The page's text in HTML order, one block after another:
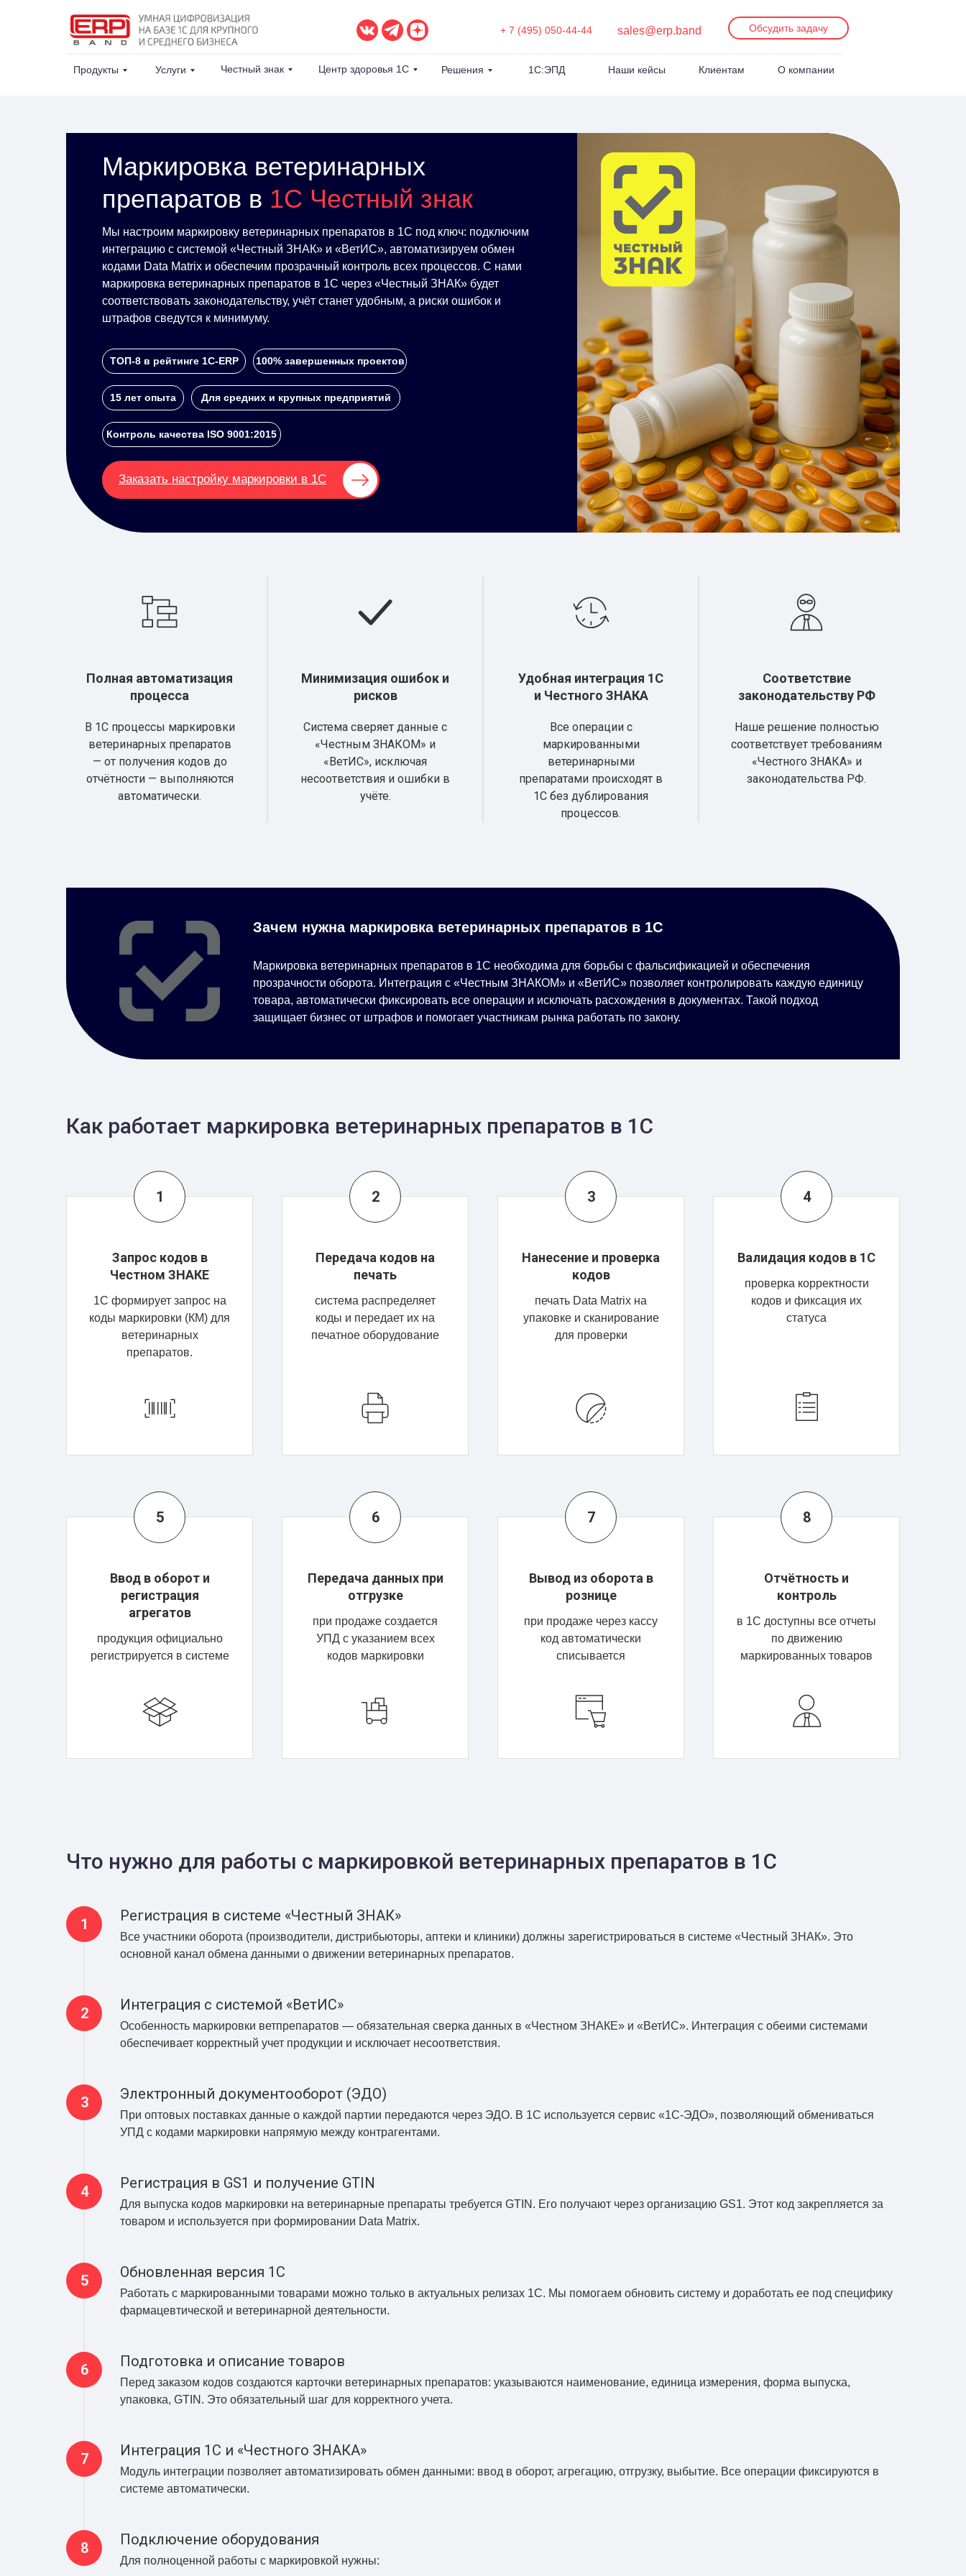
+ 7 (495) 050-44-44 sales@erp.band Обсудить задачу
Продукты Услуги Честный знак О компании
Клиентам
1С:ЭПД
Решения
Центр здоровья 1С Наши кейсы
Маркировка ветеринарных
препаратов в 1С Честный знак
Мы настроим маркировку ветеринарных препаратов в 1С под ключ: подключим
интеграцию с системой «Честный ЗНАК» и «ВетИС», автоматизируем обмен
кодами Data Matrix и обеспечим прозрачный контроль всех процессов. С нами
маркировка ветеринарных препаратов в 1С через «Честный ЗНАК» будет
соответствовать законодательству, учёт станет удобным, а риски ошибок и
штрафов сведутся к минимуму.
Заказать настройку маркировки в 1С
Контроль качества ISO 9001:2015
100% завершенных проектов
15 лет опыта
ТОП-8 в рейтинге 1С-ERP
Для средних и крупных предприятий
Полная автоматизация
процесса
В 1С процессы маркировки
ветеринарных препаратов
— от получения кодов до
отчётности — выполняются
автоматически.
Минимизация ошибок и
рисков
Система сверяет данные с
«Честным ЗНАКОМ» и
«ВетИС», исключая
несоответствия и ошибки в
учёте.
Удобная интеграция 1С
и Честного ЗНАКА
Все операции с
маркированными
ветеринарными
препаратами происходят в
1С без дублирования
процессов.
Соответствие
законодательству РФ
Наше решение полностью
соответствует требованиям
«Честного ЗНАКА» и
законодательства РФ.
Маркировка ветеринарных препаратов в 1С необходима для борьбы с фальсификацией и обеспечения
прозрачности оборота. Интеграция с «Честным ЗНАКОМ» и «ВетИС» позволяет контролировать каждую единицу
товара, автоматически фиксировать все операции и исключать расхождения в документах. Такой подход
защищает бизнес от штрафов и помогает участникам рынка работать по закону.
Зачем нужна маркировка ветеринарных препаратов в 1С
Как работает маркировка ветеринарных препаратов в 1С
Запрос кодов в
Честном ЗНАКЕ
1С формирует запрос на
коды маркировки (КМ) для
ветеринарных
препаратов.
Передача кодов на
печать
система распределяет
коды и передает их на
печатное оборудование
Нанесение и проверка
кодов
печать Data Matrix на
упаковке и сканирование
для проверки
Валидация кодов в 1С
проверка корректности
кодов и фиксация их
статуса
Ввод в оборот и
регистрация
агрегатов
продукция официально
регистрируется в системе
Передача данных при
отгрузке
при продаже создается
УПД с указанием всех
кодов маркировки
Вывод из оборота в
рознице
при продаже через кассу
код автоматически
списывается
Отчётность и
контроль
в 1С доступны все отчеты
по движению
маркированных товаров
Что нужно для работы с маркировкой ветеринарных препаратов в 1С
Регистрация в системе «Честный ЗНАК»
Все участники оборота (производители, дистрибьюторы, аптеки и клиники) должны зарегистрироваться в системе «Честный ЗНАК». Это
основной канал обмена данными о движении ветеринарных препаратов.
Интеграция с системой «ВетИС»
Особенность маркировки ветпрепаратов — обязательная сверка данных в «Честном ЗНАКЕ» и «ВетИС». Интеграция с обеими системами
обеспечивает корректный учет продукции и исключает несоответствия.
Электронный документооборот (ЭДО)
При оптовых поставках данные о каждой партии передаются через ЭДО. В 1С используется сервис «1С-ЭДО», позволяющий обмениваться
УПД с кодами маркировки напрямую между контрагентами.
Регистрация в GS1 и получение GTIN
Для выпуска кодов маркировки на ветеринарные препараты требуется GTIN. Его получают через организацию GS1. Этот код закрепляется за
товаром и используется при формировании Data Matrix.
Обновленная версия 1С
Работать с маркированными товарами можно только в актуальных релизах 1С. Мы помогаем обновить систему и доработать ее под специфику
фармацевтической и ветеринарной деятельности.
Подготовка и описание товаров
Перед заказом кодов создаются карточки ветеринарных препаратов: указываются наименование, единица измерения, форма выпуска,
упаковка, GTIN. Это обязательный шаг для корректного учета.
Интеграция 1С и «Честного ЗНАКА»
Модуль интеграции позволяет автоматизировать обмен данными: ввод в оборот, агрегацию, отгрузку, выбытие. Все операции фиксируются в
системе автоматически.
Подключение оборудования
Для полноценной работы с маркировкой нужны: